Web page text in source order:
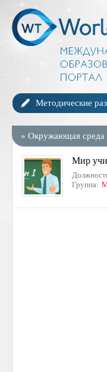
Методические
» Окружающая среда
Мир
Группа: